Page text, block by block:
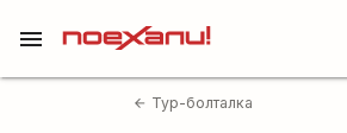
menu
arrow_back Тур-болталка